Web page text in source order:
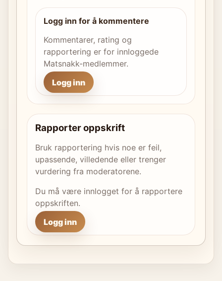
Logg inn for å kommentere
Kommentarer, rating og
rapportering er for innloggede
Matsnakk-medlemmer.
Logg inn
Rapporter oppskrift
Bruk rapportering hvis noe er feil,
upassende, villedende eller trenger
vurdering fra moderatorene.
Du må være innlogget for å rapportere
oppskriften.
Logg inn